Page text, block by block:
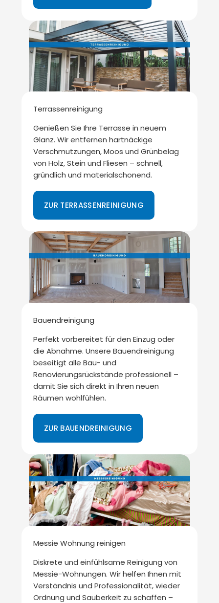
Terrassenreinigung
Genießen Sie Ihre Terrasse in neuem
Glanz. Wir entfernen hartnäckige
Verschmutzungen, Moos und Grünbelag
von Holz, Stein und Fliesen – schnell,
gründlich und materialschonend.
ZUR TERRASSENREINIGUNG
Bauendreinigung
Perfekt vorbereitet für den Einzug oder
die Abnahme. Unsere Bauendreinigung
beseitigt alle Bau- und
Renovierungsrückstände professionell –
damit Sie sich direkt in Ihren neuen
Räumen wohlfühlen.
ZUR BAUENDREINIGUNG
Messie Wohnung reinigen
Diskrete und einfühlsame Reinigung von
Messie-Wohnungen. Wir helfen Ihnen mit
Verständnis und Professionalität, wieder
Ordnung und Sauberkeit zu schaffen –